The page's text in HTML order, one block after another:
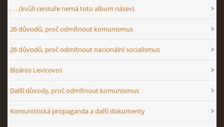
. . . (kvůli cenzuře nemá toto album název)
26 důvodů, proč odmítnout komunismus
26 důvodů, proč odmítnout nacionální socialismus
Bizáros Levicovos
Další důvody, proč odmítnout komunismus
Komunistická propaganda a další dokumenty